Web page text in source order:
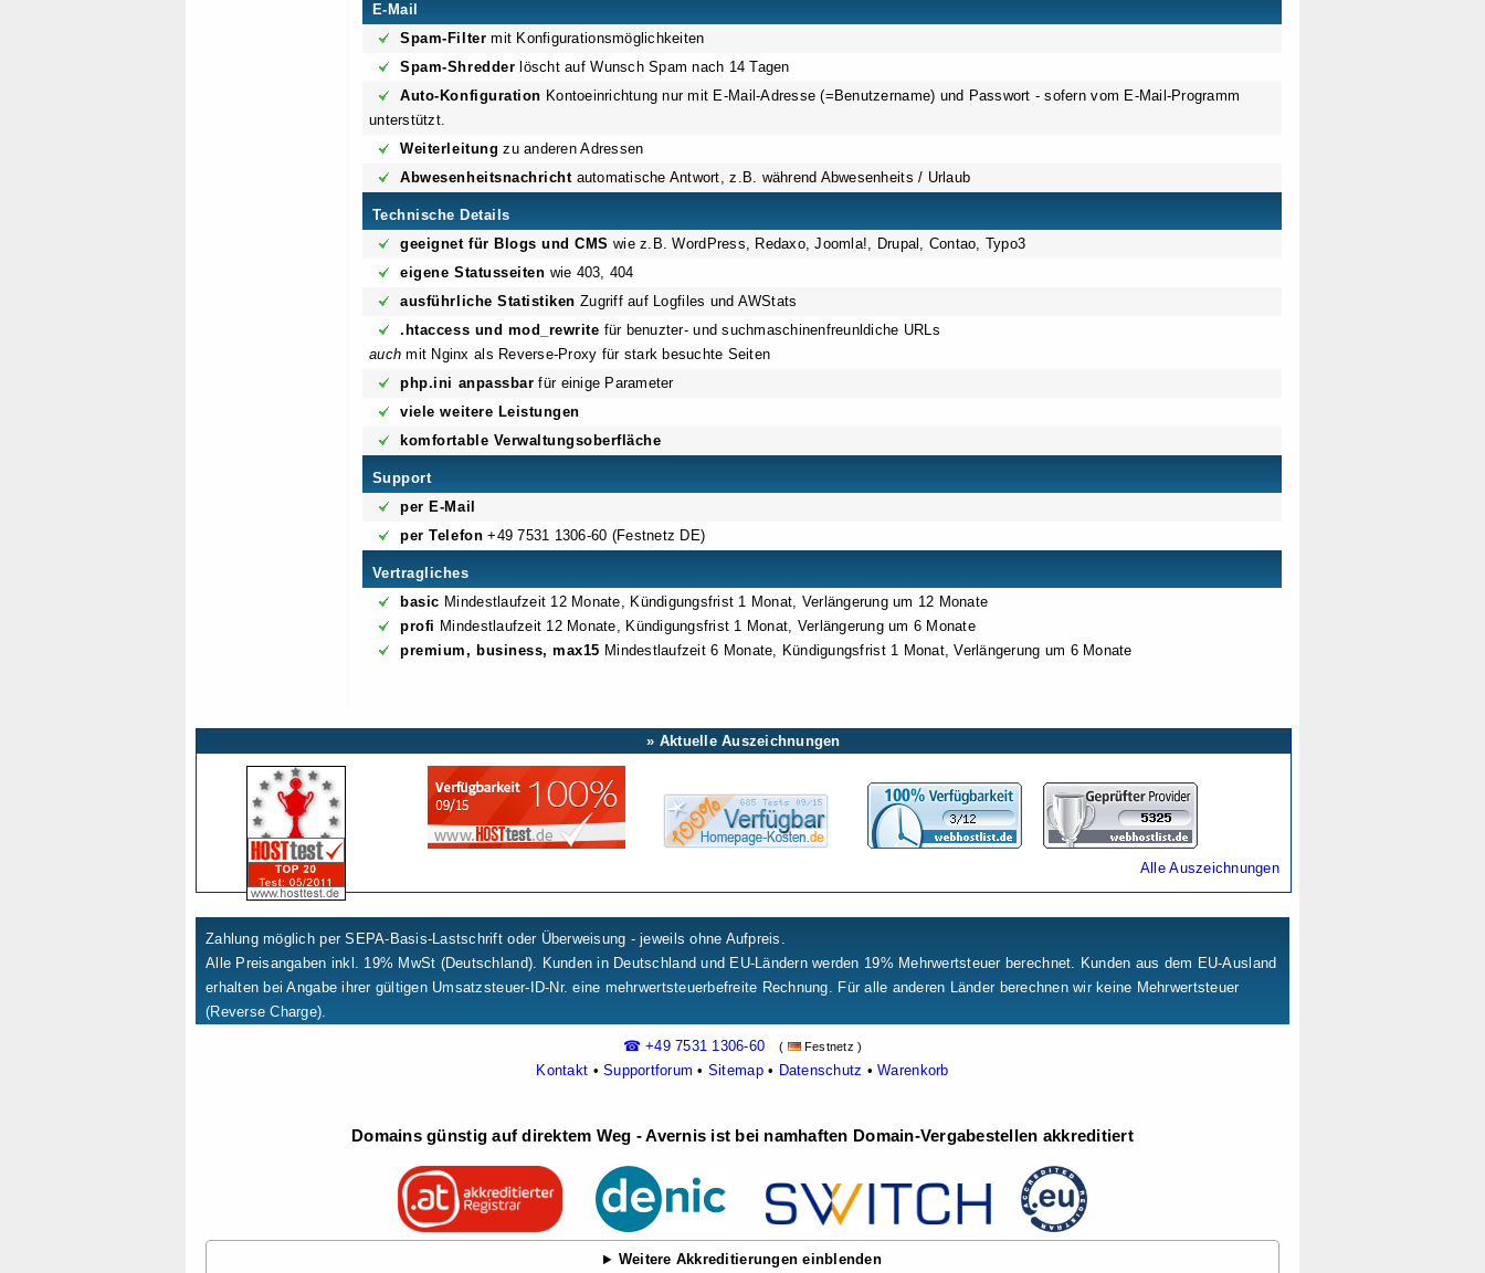
E-Mail
Spam-Filter mit Konfigurationsmöglichkeiten
Spam-Shredder löscht auf Wunsch Spam nach 14 Tagen
Auto-Konfiguration Kontoeinrichtung nur mit E-Mail-Adresse (=Benutzername) und Passwort - sofern vom E-Mail-Programm
unterstützt.
Weiterleitung zu anderen Adressen
Abwesenheitsnachrichtautomatische Antwort, z.B. während Abwesenheits / Urlaub
Technische Details
geeignet für Blogs und CMS wie z.B. WordPress, Redaxo, Joomla!, Drupal, Contao, Typo3
eigene Statusseiten wie 403, 404
ausführliche Statistiken Zugriff auf Logfiles und AWStats
.htaccess und mod_rewrite für benuzter- und suchmaschinenfreunldiche URLs
auch mit Nginx als Reverse-Proxy für stark besuchte Seiten
php.ini anpassbar für einige Parameter
viele weitere Leistungen
komfortable Verwaltungsoberfläche
Support
per E-Mail
per Telefon +49 7531 1306-60 (Festnetz DE)
Vertragliches
basic Mindestlaufzeit 12 Monate, Kündigungsfrist 1 Monat, Verlängerung um 12 Monate
profi Mindestlaufzeit 12 Monate, Kündigungsfrist 1 Monat, Verlängerung um 6 Monate
premium, business, max15 Mindestlaufzeit 6 Monate, Kündigungsfrist 1 Monat, Verlängerung um 6 Monate
» Aktuelle Auszeichnungen
Alle Auszeichnungen
Zahlung möglich per SEPA-Basis-Lastschrift oder Überweisung - jeweils ohne Aufpreis.
Alle Preisangaben inkl. 19% MwSt (Deutschland). Kunden in Deutschland und EU-Ländern werden 19% Mehrwertsteuer berechnet. Kunden aus dem EU-Ausland
erhalten bei Angabe ihrer gültigen Umsatzsteuer-ID-Nr. eine mehrwertsteuerbefreite Rechnung. Für alle anderen Länder berechnen wir keine Mehrwertsteuer
(Reverse Charge).
☎ +49 7531 1306-60 ( Festnetz )
Kontakt •Supportforum • Sitemap• Datenschutz •Warenkorb
Domains günstig auf direktem Weg - Avernis ist bei namhaften Domain-Vergabestellen akkreditiert
Weitere Akkreditierungen einblenden